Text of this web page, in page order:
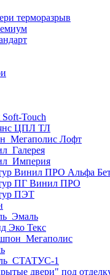
терморазрыв
Touch
ЦПЛ ТЛ
Лофт
Винил ПРО Альфа
ПГ Винил ПРО
ПЭТ
Эко Текс
1
двери" под